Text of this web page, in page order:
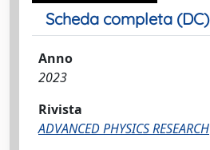
Scheda completa (DC)
Anno
2023
Rivista
ADVANCED PHYSICS RESEARCH